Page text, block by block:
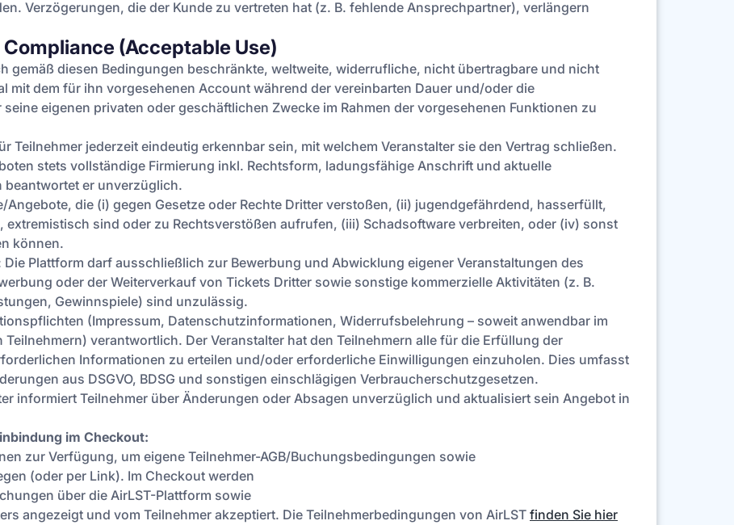
Verzögerungen, die der Kunde zu vertreten hat (z. B. fehlende Ansprechpartner), verlängern
(Acceptable Use)
gemäß diesen Bedingungen beschränkte, weltweite, widerrufliche, nicht übertragbare und nicht
mit dem für ihn vorgesehenen Account während der vereinbarten Dauer und/oder die
eigenen privaten oder geschäftlichen Zwecke im Rahmen der vorgesehenen Funktionen zu
Teilnehmer jederzeit eindeutig erkennbar sein, mit welchem Veranstalter sie den Vertrag schließen.
stets vollständige Firmierung inkl. Rechtsform, ladungsfähige Anschrift und aktuelle
beantwortet er unverzüglich.
die (i) gegen Gesetze oder Rechte Dritter verstoßen, (ii) jugendgefährdend, hasserfüllt,
sind oder zu Rechtsverstößen aufrufen, (iii) Schadsoftware verbreiten, oder (iv) sonst
können.
Die Plattform darf ausschließlich zur Bewerbung und Abwicklung eigener Veranstaltungen des
oder der Weiterverkauf von Tickets Dritter sowie sonstige kommerzielle Aktivitäten (z. B.
Gewinnspiele) sind unzulässig.
(Impressum, Datenschutzinformationen, Widerrufsbelehrung – soweit anwendbar im
verantwortlich. Der Veranstalter hat den Teilnehmern alle für die Erfüllung der
Informationen zu erteilen und/oder erforderliche Einwilligungen einzuholen. Dies umfasst
aus DSGVO, BDSG und sonstigen einschlägigen Verbraucherschutzgesetzen.
informiert Teilnehmer über Änderungen oder Absagen unverzüglich und aktualisiert sein Angebot in
im Checkout:
zur Verfügung, um eigene Teilnehmer-AGB/Buchungsbedingungen sowie
(oder per Link). Im Checkout werden
über die AirLST-Plattform sowie
angezeigt und vom Teilnehmer akzeptiert. Die Teilnehmerbedingungen von AirLST finden Sie hier